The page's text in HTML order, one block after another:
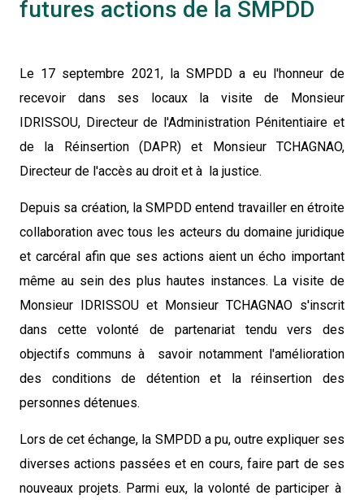
futures actions de la SMPDD
Le 17 septembre 2021, la SMPDD a eu l'honneur de
recevoir dans ses locaux la visite de Monsieur
IDRISSOU, Directeur de l'Administration Pénitentiaire et
de la Réinsertion (DAPR) et Monsieur TCHAGNAO,
Directeur de l'accès au droit et à la justice.
Depuis sa création, la SMPDD entend travailler en étroite
collaboration avec tous les acteurs du domaine juridique
et carcéral afin que ses actions aient un écho important
même au sein des plus hautes instances. La visite de
Monsieur IDRISSOU et Monsieur TCHAGNAO s'inscrit
dans cette volonté de partenariat tendu vers des
objectifs communs à savoir notamment l'amélioration
des conditions de détention et la réinsertion des
personnes détenues.
Lors de cet échange, la SMPDD a pu, outre expliquer ses
diverses actions passées et en cours, faire part de ses
nouveaux projets. Parmi eux, la volonté de participer à